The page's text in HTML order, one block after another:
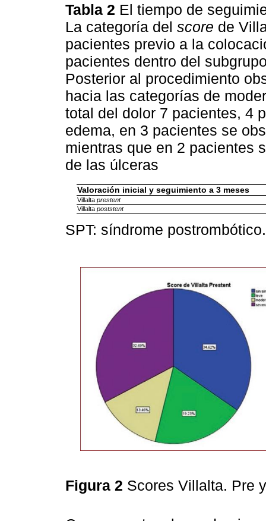
Tabla 2 El tiempo de
La categoría del score de
pacientes previo a la
pacientes dentro del
Posterior al procedimiento
hacia las categorías de
total del dolor 7 pacientes, 4
edema, en 3 pacientes se
mientras que en 2 pacientes
de las úlceras
Valoración inicial y seguimiento a 3 meses
Villalta prestent
Villalta poststent
SPT: síndrome postrombótico.
Figura 2 Scores Villalta. Pre